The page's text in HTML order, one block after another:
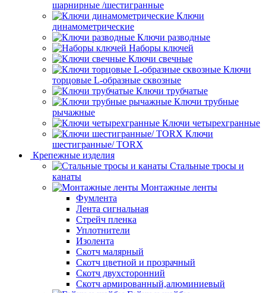
шарнирные /шестигранные
Ключи
динамометрические
Ключи разводные
Наборы ключей
Ключи свечные
Ключи
торцовые L-образные сквозные
Ключи трубчатые
Ключи трубные
рычажные
Ключи четырехгранные
Ключи
шестигранные/ TORX
Крепежные изделия
Стальные тросы и
канаты
Монтажные ленты
Фумлента
Лента сигнальная
Стрейч пленка
Уплотнители
Изолента
Скотч малярный
Скотч цветной и прозрачный
Скотч двухсторонний
Скотч армированный,алюминиевый